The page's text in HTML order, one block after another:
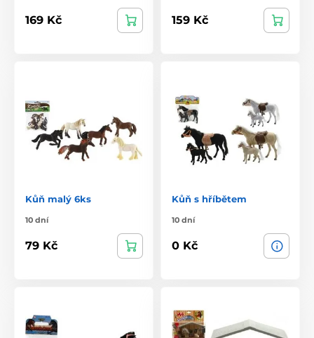
169 Kč 159 Kč
Kůň malý 6ks
10 dní
79 Kč
Kůň s hříbětem
10 dní
0 Kč